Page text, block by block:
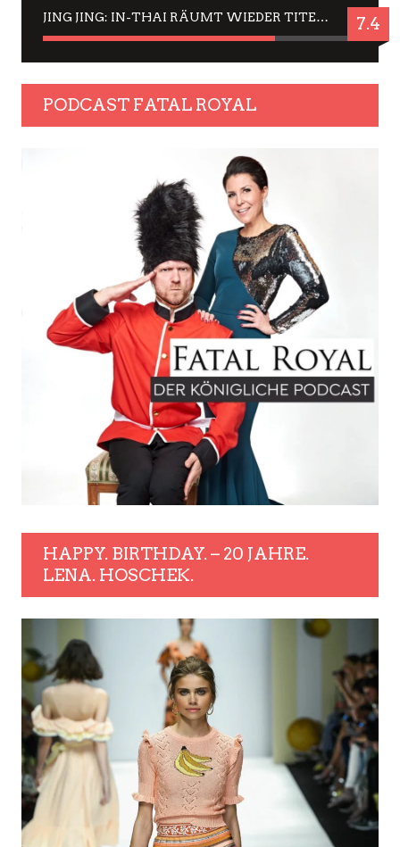
JING JING: IN-THAI RÄUMT WIEDER TITEL AB – EIN ZWEI-STUNDEN-ERLEBNISBERICHT 7.4
PODCAST FATAL ROYAL
HAPPY. BIRTHDAY. – 20 JAHRE.
LENA. HOSCHEK.